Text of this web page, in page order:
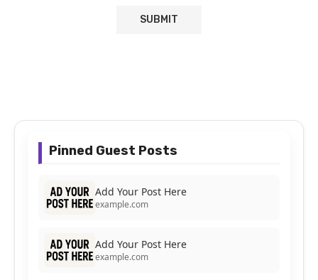
Pinned Guest Posts
Add Your Post Here
example.com
Add Your Post Here
example.com